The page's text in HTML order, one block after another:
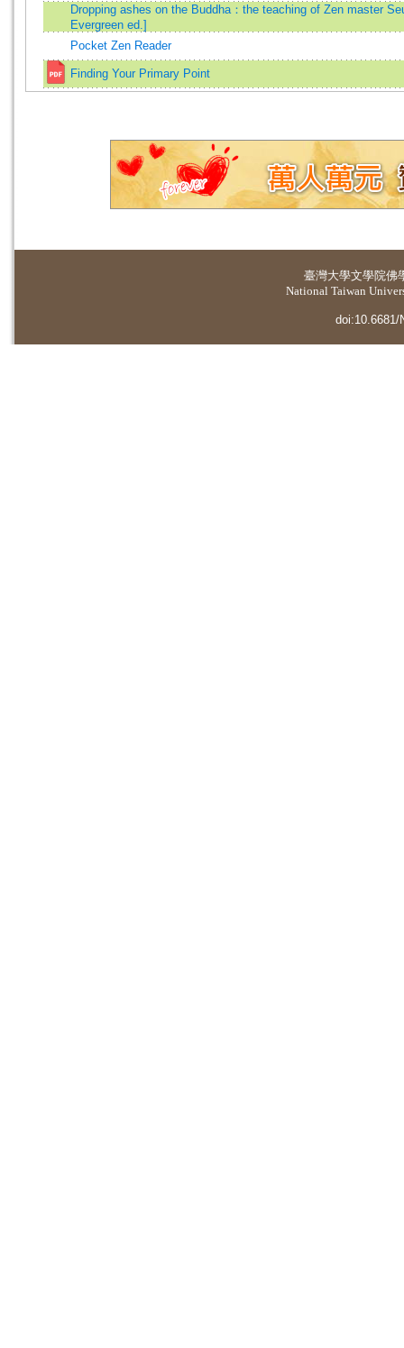
Dropping ashes on the Buddha：the teaching of Zen master
Evergreen ed.]
Pocket Zen Reader
Finding Your Primary Point
臺灣大學文學院佛
National Taiwan
doi:10.6681/